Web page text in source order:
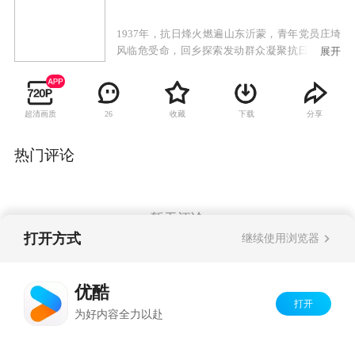
1937年，抗日烽火燃遍山东沂蒙，青年党员庄埼
风临危受命，回乡探索发动群众凝聚抗日力量之
沙成塔，团结一切可以团结的力量，领悟了“兵民
是胜利之本”的题中之义。在敌后也是抗日的最前
线，军民同心浴血奋战，水乳交融，生死与共，
展开
超清画质 26 收藏 下载 分享
热门评论
暂无评论
打开方式 继续使用浏览器
优酷
为好内容全力以赴
打开